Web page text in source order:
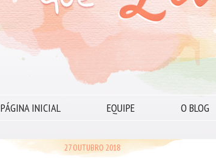
PÁGINA INICIAL EQUIPE O BLOG
27 OUTUBRO 2018